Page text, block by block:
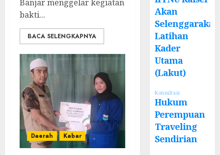
Banjar menggelar kegiatan
bakti...
BACA SELENGKAPNYA
Daerah Kabar
Akan
Selenggarakan
Latihan
Kader
Utama
(Lakut)
Konsultasi
Hukum
Perempuan
Traveling
Sendirian